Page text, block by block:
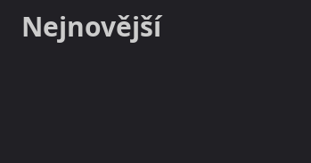
Nejnovější